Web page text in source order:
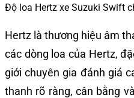
Độ loa Hertz xe Suzuki Swift
Hertz là thương hiệu âm
các dòng loa của Hertz,
giới chuyên gia đánh giá
thanh rõ ràng, cân bằng